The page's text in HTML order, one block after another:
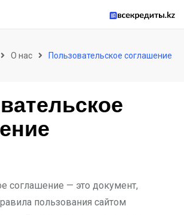
О нас Пользовательское соглашение
соглашение — это документ,
пользования сайтом